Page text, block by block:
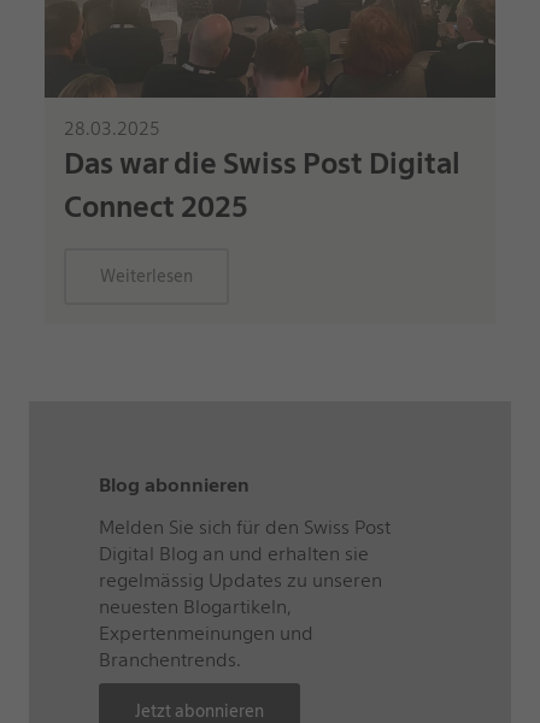
28.03.2025
Das war die Swiss Post Digital
Connect 2025
Weiterlesen
Blog abonnieren
Melden Sie sich für den Swiss Post
Digital Blog an und erhalten sie
regelmässig Updates zu unseren
neuesten Blogartikeln,
Expertenmeinungen und
Branchentrends.
Jetzt abonnieren